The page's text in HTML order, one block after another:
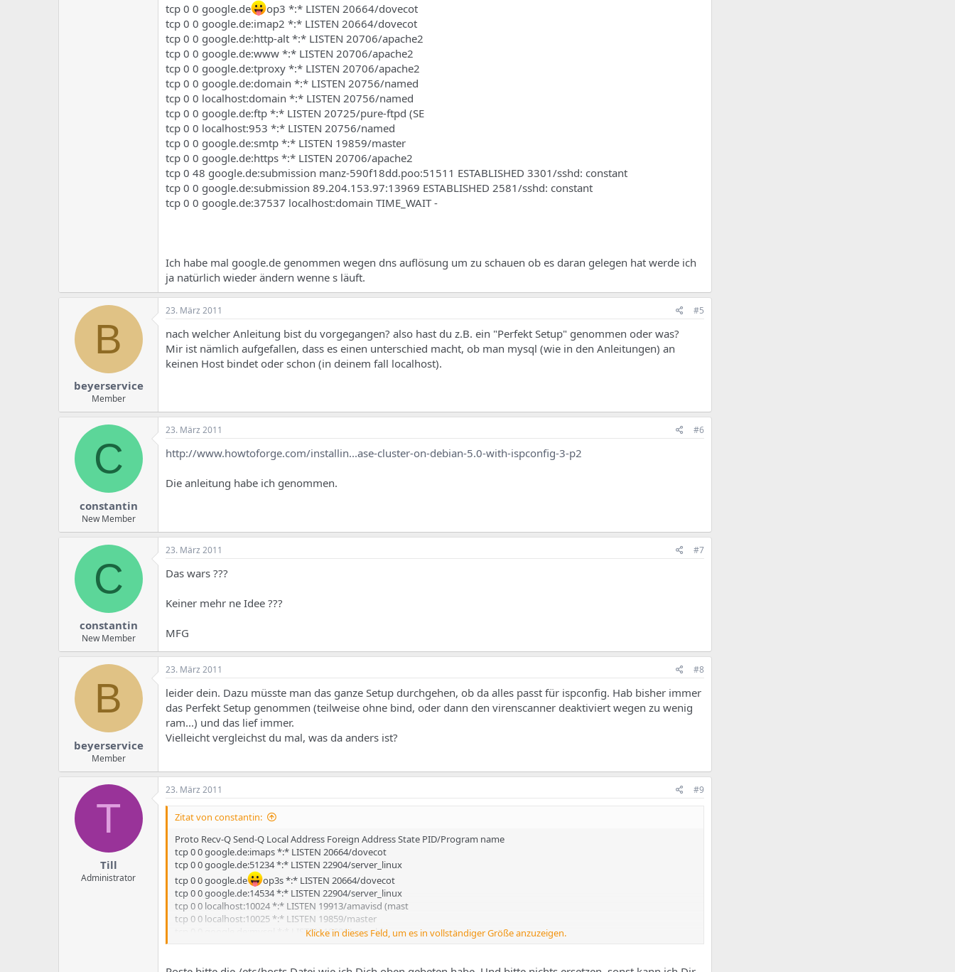
tcp 0 0 google.de
op3 *:* LISTEN 20664/dovecot
tcp 0 0 google.de:imap2 *:* LISTEN 20664/dovecot
tcp 0 0 google.de:http-alt *:* LISTEN 20706/apache2
tcp 0 0 google.de:www *:* LISTEN 20706/apache2
tcp 0 0 google.de:tproxy *:* LISTEN 20706/apache2
tcp 0 0 google.de:domain *:* LISTEN 20756/named
tcp 0 0 localhost:domain *:* LISTEN 20756/named
tcp 0 0 google.de:ftp *:* LISTEN 20725/pure-ftpd (SE
tcp 0 0 localhost:953 *:* LISTEN 20756/named
tcp 0 0 google.de:smtp *:* LISTEN 19859/master
tcp 0 0 google.de:https *:* LISTEN 20706/apache2
tcp 0 48 google.de:submission manz-590f18dd.poo:51511 ESTABLISHED 3301/sshd: constant
tcp 0 0 google.de:submission 89.204.153.97:13969 ESTABLISHED 2581/sshd: constant
tcp 0 0 google.de:37537 localhost:domain TIME_WAIT -
Ich habe mal google.de genommen wegen dns auflösung um zu schauen ob es daran gelegen hat werde ich
ja natürlich wieder ändern wenne s läuft.
B
beyerservice
Member
23. März 2011 #5
nach welcher Anleitung bist du vorgegangen? also hast du z.B. ein "Perfekt Setup" genommen oder was?
Mir ist nämlich aufgefallen, dass es einen unterschied macht, ob man mysql (wie in den Anleitungen) an
keinen Host bindet oder schon (in deinem fall localhost).
C
constantin
New Member
23. März 2011 #6
http://www.howtoforge.com/installin...ase-cluster-on-debian-5.0-with-ispconfig-3-p2
Die anleitung habe ich genommen.
C
constantin
New Member
23. März 2011 #7
Das wars ???
Keiner mehr ne Idee ???
MFG
B
beyerservice
Member
23. März 2011 #8
leider dein. Dazu müsste man das ganze Setup durchgehen, ob da alles passt für ispconfig. Hab bisher immer
das Perfekt Setup genommen (teilweise ohne bind, oder dann den virenscanner deaktiviert wegen zu wenig
ram...) und das lief immer.
Vielleicht vergleichst du mal, was da anders ist?
T
Till
Administrator
23. März 2011 #9
Zitat von constantin:
Proto Recv-Q Send-Q Local Address Foreign Address State PID/Program name
tcp 0 0 google.de:imaps *:* LISTEN 20664/dovecot
tcp 0 0 google.de:51234 *:* LISTEN 22904/server_linux
tcp 0 0 google.de
op3s *:* LISTEN 20664/dovecot
tcp 0 0 google.de:14534 *:* LISTEN 22904/server_linux
tcp 0 0 localhost:10024 *:* LISTEN 19913/amavisd (mast
tcp 0 0 localhost:10025 *:* LISTEN 19859/master
tcp 0 0 google.de:mysql *:* LISTEN 19696/mysqldKlicke in dieses Feld, um es in vollständiger Größe anzuzeigen.